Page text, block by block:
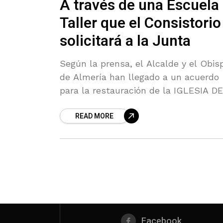
A través de una Escuela
Taller que el Consistorio
solicitará a la Junta
Según la prensa, el Alcalde y el
de Almería han llegado a un acuerdo
para la restauración de la IGLESIA DE
congratulamos
READ MORE